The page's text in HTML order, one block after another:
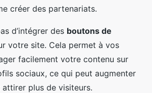
créer des partenariats.
d’intégrer des boutons de
votre site. Cela permet à vos
facilement votre contenu sur
sociaux, ce qui peut augmenter
plus de visiteurs.